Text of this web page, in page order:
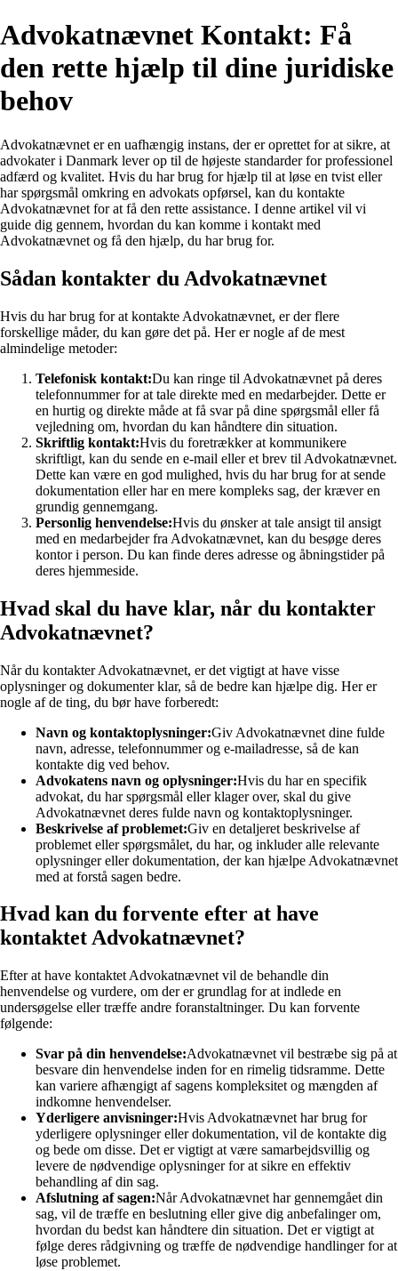
Advokatnævnet Kontakt: Få
den rette hjælp til dine juridiske
behov
Advokatnævnet er en uafhængig instans, der er oprettet for at sikre, at
advokater i Danmark lever op til de højeste standarder for professionel
adfærd og kvalitet. Hvis du har brug for hjælp til at løse en tvist eller
har spørgsmål omkring en advokats opførsel, kan du kontakte
Advokatnævnet for at få den rette assistance. I denne artikel vil vi
guide dig gennem, hvordan du kan komme i kontakt med
Advokatnævnet og få den hjælp, du har brug for.
Sådan kontakter du Advokatnævnet
Hvis du har brug for at kontakte Advokatnævnet, er der flere
forskellige måder, du kan gøre det på. Her er nogle af de mest
almindelige metoder:
Telefonisk kontakt:Du kan ringe til Advokatnævnet på deres
telefonnummer for at tale direkte med en medarbejder. Dette er
en hurtig og direkte måde at få svar på dine spørgsmål eller få
vejledning om, hvordan du kan håndtere din situation.
Skriftlig kontakt:Hvis du foretrækker at kommunikere
skriftligt, kan du sende en e-mail eller et brev til Advokatnævnet.
Dette kan være en god mulighed, hvis du har brug for at sende
dokumentation eller har en mere kompleks sag, der kræver en
grundig gennemgang.
Personlig henvendelse:Hvis du ønsker at tale ansigt til ansigt
med en medarbejder fra Advokatnævnet, kan du besøge deres
kontor i person. Du kan finde deres adresse og åbningstider på
deres hjemmeside.
Hvad skal du have klar, når du kontakter
Advokatnævnet?
Når du kontakter Advokatnævnet, er det vigtigt at have visse
oplysninger og dokumenter klar, så de bedre kan hjælpe dig. Her er
nogle af de ting, du bør have forberedt:
Navn og kontaktoplysninger:Giv Advokatnævnet dine fulde
navn, adresse, telefonnummer og e-mailadresse, så de kan
kontakte dig ved behov.
Advokatens navn og oplysninger:Hvis du har en specifik
advokat, du har spørgsmål eller klager over, skal du give
Advokatnævnet deres fulde navn og kontaktoplysninger.
Beskrivelse af problemet:Giv en detaljeret beskrivelse af
problemet eller spørgsmålet, du har, og inkluder alle relevante
oplysninger eller dokumentation, der kan hjælpe Advokatnævnet
med at forstå sagen bedre.
Hvad kan du forvente efter at have
kontaktet Advokatnævnet?
Efter at have kontaktet Advokatnævnet vil de behandle din
henvendelse og vurdere, om der er grundlag for at indlede en
undersøgelse eller træffe andre foranstaltninger. Du kan forvente
følgende:
Svar på din henvendelse:Advokatnævnet vil bestræbe sig på at
besvare din henvendelse inden for en rimelig tidsramme. Dette
kan variere afhængigt af sagens kompleksitet og mængden af
indkomne henvendelser.
Yderligere anvisninger:Hvis Advokatnævnet har brug for
yderligere oplysninger eller dokumentation, vil de kontakte dig
og bede om disse. Det er vigtigt at være samarbejdsvillig og
levere de nødvendige oplysninger for at sikre en effektiv
behandling af din sag.
Afslutning af sagen:Når Advokatnævnet har gennemgået din
sag, vil de træffe en beslutning eller give dig anbefalinger om,
hvordan du bedst kan håndtere din situation. Det er vigtigt at
følge deres rådgivning og træffe de nødvendige handlinger for at
løse problemet.